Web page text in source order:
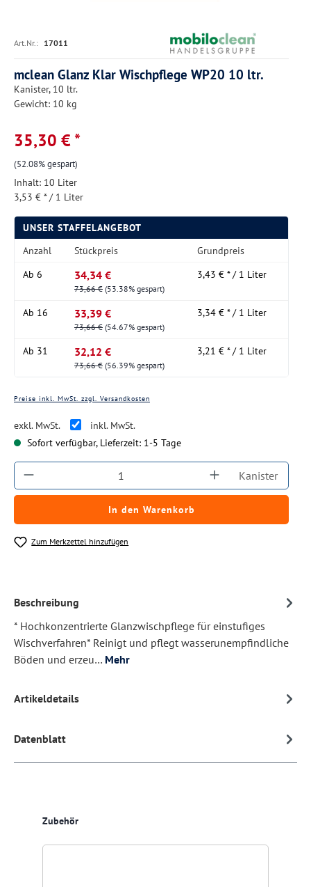
Art.Nr.: 17011
mclean Glanz Klar Wischpflege WP20 10 ltr.
Kanister, 10 ltr.
Gewicht: 10 kg
35,30 € *
(52.08% gespart)
Inhalt: 10 Liter
3,53 € * / 1 Liter
UNSER STAFFELANGEBOT
Anzahl
Stückpreis
Grundpreis
Ab 6 34,34 €
73,66 € (53.38% gespart)
3,43 € * / 1 Liter
Ab 16 33,39 €
73,66 € (54.67% gespart)
3,34 € * / 1 Liter
Ab 31 32,12 €
73,66 € (56.39% gespart)
3,21 € * / 1 Liter
Preise inkl. MwSt. zzgl. Versandkosten
exkl. MwSt.
inkl. MwSt.
Sofort verfügbar, Lieferzeit: 1-5 Tage
Produkt Anzahl: Gib den gewünschten
Kanister
In den Warenkorb
Zum Merkzettel hinzufügen
Beschreibung
* Hochkonzentrierte Glanzwischpflege für einstufiges
Wischverfahren* Reinigt und pflegt wasserunempfindliche
Böden und erzeu… Mehr
Artikeldetails
Datenblatt
Produktgalerie überspringen
Zubehör